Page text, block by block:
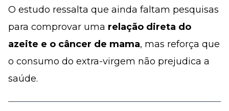
O estudo ressalta que ainda faltam pesquisas
para comprovar uma relação direta do
azeite e o câncer de mama, mas reforça que
o consumo do extra-virgem não prejudica a
saúde.